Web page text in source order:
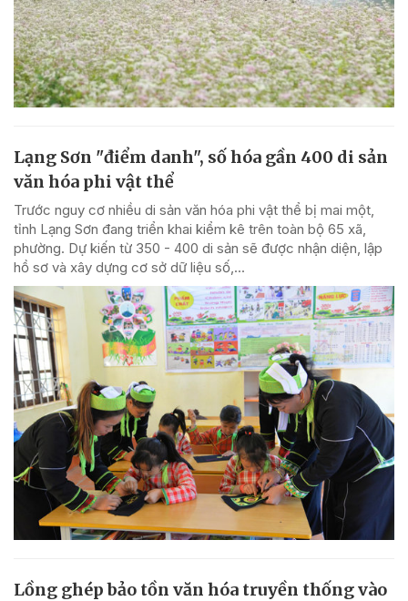
Lạng Sơn "điểm danh", số hóa gần 400 di sản
văn hóa phi vật thể
Trước nguy cơ nhiều di sản văn hóa phi vật thể bị mai một,
tỉnh Lạng Sơn đang triển khai kiểm kê trên toàn bộ 65 xã,
phường. Dự kiến từ 350 - 400 di sản sẽ được nhận diện, lập
hồ sơ và xây dựng cơ sở dữ liệu số,...
Lồng ghép bảo tồn văn hóa truyền thống vào